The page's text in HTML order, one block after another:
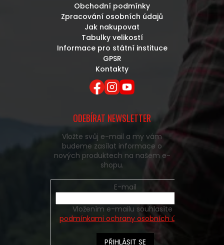
Obchodní podmínky
Zpracování osobních údajů
Jak nakupovat
Tabulky velikostí
Informace pro státní instituce
GPSR
Kontakty
ODEBÍRAT NEWSLETTER
Vložte svůj e-mail a my vám
budeme zasílat informace o
nových produktech na našem e-
shopu.
E-mail
podmínkami ochrany osobních údajů
PŘIHLÁSIT SE